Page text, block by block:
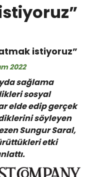
istiyoruz”
2022
sağlama
sosyal
elde edip gerçek
söyleyen
Sungur Saral,
etki